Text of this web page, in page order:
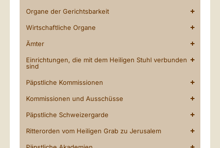
Organe der Gerichtsbarkeit
Wirtschaftliche Organe
Ämter
Einrichtungen, die mit dem Heiligen Stuhl verbunden
sind
Päpstliche Kommissionen
Kommissionen und Ausschüsse
Päpstliche Schweizergarde
Ritterorden vom Heiligen Grab zu Jerusalem